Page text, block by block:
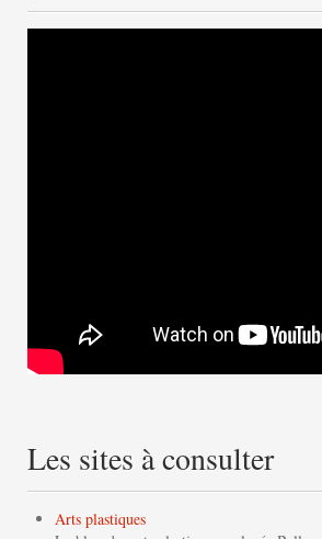
Les sites à consulter
Arts plastiques